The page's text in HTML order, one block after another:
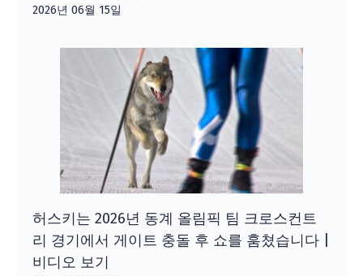
2026년 06월 15일
허스키는 2026년 동계 올림픽 팀 크로스컨트
리 경기에서 게이트 충돌 후 쇼를 훔쳤습니다 |
비디오 보기